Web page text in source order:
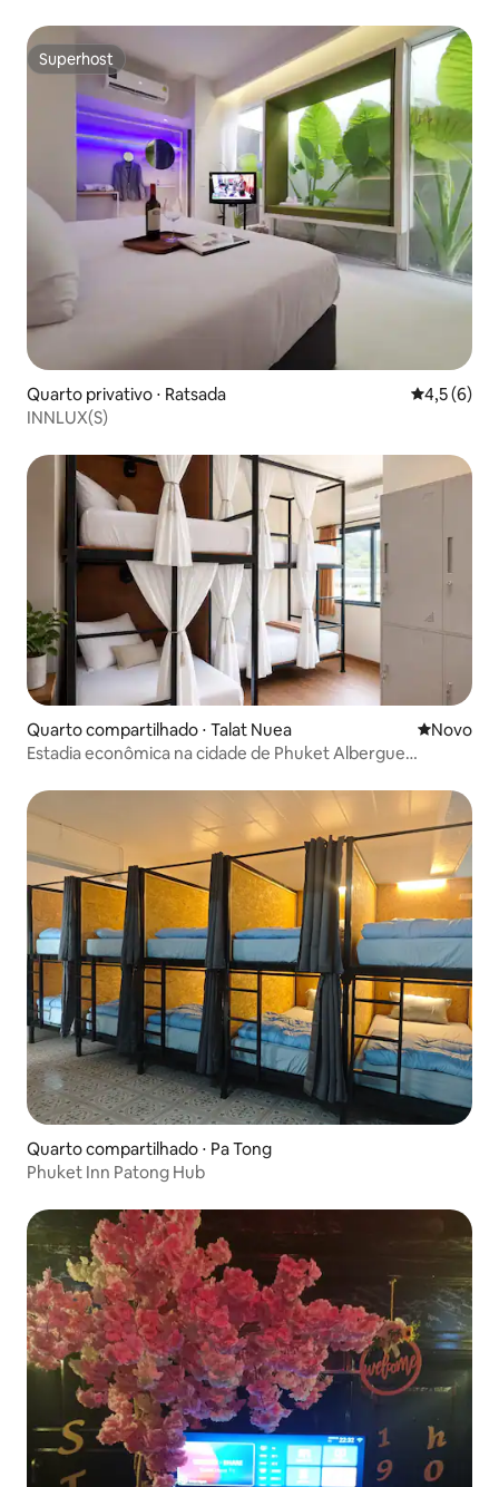
Superhost
Superhost
Quarto privativo ⋅ Ratsada 4,5 de
4,5 (6)
INNLUX(S)
Quarto compartilhado ⋅ Talat Nuea Novo
Novo
Estadia econômica na cidade de Phuket Albergue
Quarto compartilhado ⋅ Pa Tong
Phuket Inn Patong Hub